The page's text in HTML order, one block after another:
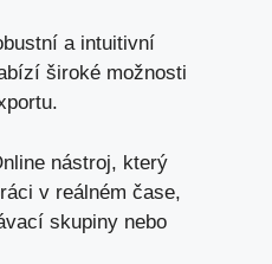
a intuitivní
široké možnosti
nástroj, který
v reálném čase,
skupiny nebo